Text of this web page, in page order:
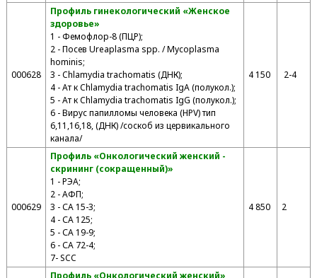
000628
Профиль гинекологический «Женское
здоровье»
1 - Фемофлор-8 (ПЦР);
2 - Посев Ureaplasma spp. / Mycoplasma
hominis;
3 - Chlamydia trachomatis (ДНК);
4 - Ат к Chlamydia trachomatis IgA (полукол.);
5 - Ат к Chlamydia trachomatis IgG (полукол.);
6 - Вирус папилломы человека (HPV) тип
6,11,16,18, (ДНК) /соскоб из цервикального
канала/
4 150 2-4
000629
Профиль «Онкологический женский -
скрининг (сокращенный)»
1 - РЭА;
2 - АФП;
3 - СА 15-3;
4 - СА 125;
5 - СА 19-9;
6 - СА 72-4;
7- SCC
4 850 2
Профиль «Онкологический женский»